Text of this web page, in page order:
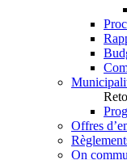
Offres
On